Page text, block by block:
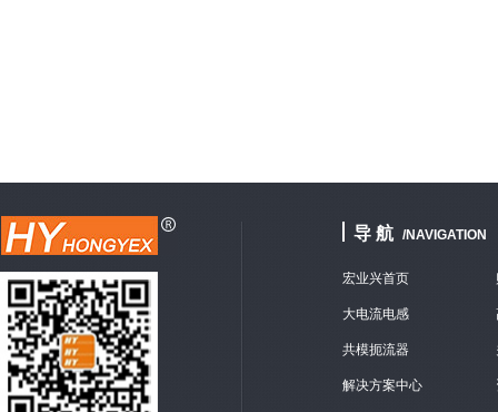
导 航 /NAVIGATION
宏业兴首页
大电流电感
共模扼流器
解决方案中心